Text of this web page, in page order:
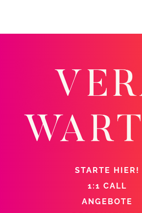
STARTE HIER!
1:1 CALL
ANGEBOTE